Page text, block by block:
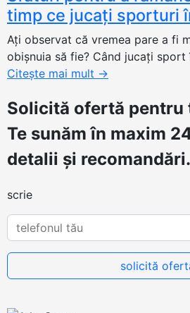
timp ce jucați sporturi
Ați observat că vremea pare a fi
obișnuia să fie? Când jucați sport
Citește mai mult →
Solicită ofertă pentru
Te sunăm în maxim
detalii și recomandări.
scrie